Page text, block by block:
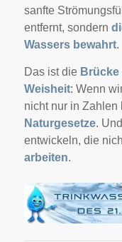
sanfte
entfernt, sondern
Wassers bewahrt.
Das ist die
Weisheit: Wenn
nicht nur in Zahlen
Naturgesetze.
entwickeln, die
arbeiten.